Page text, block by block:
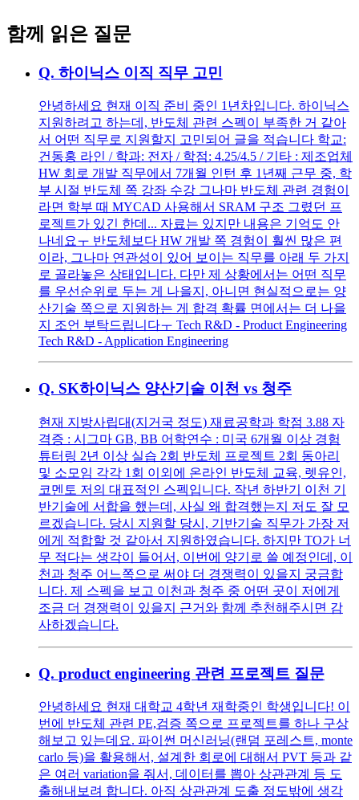
함께 읽은 질문
Q. 하이닉스 이직 직무 고민
안녕하세요 현재 이직 준비 중인 1년차입니다. 하이닉스
지원하려고 하는데, 반도체 관련 스펙이 부족한 거 같아
서 어떤 직무로 지원할지 고민되어 글을 적습니다 학교:
건동홍 라인 / 학과: 전자 / 학점: 4.25/4.5 / 기타 : 제조업체
HW 회로 개발 직무에서 7개월 인턴 후 1년째 근무 중, 학
부 시절 반도체 쪽 강좌 수강 그나마 반도체 관련 경험이
라면 학부 때 MYCAD 사용해서 SRAM 구조 그렸던 프
로젝트가 있긴 한데... 자료는 있지만 내용은 기억도 안
나네요ㅜ 반도체보다 HW 개발 쪽 경험이 훨씬 많은 편
이라, 그나마 연관성이 있어 보이는 직무를 아래 두 가지
로 골라놓은 상태입니다. 다만 제 상황에서는 어떤 직무
를 우선순위로 두는 게 나을지, 아니면 현실적으로는 양
산기술 쪽으로 지원하는 게 합격 확률 면에서는 더 나을
지 조언 부탁드립니다ㅜ Tech R&D - Product Engineering
Tech R&D - Application Engineering
Q. SK하이닉스 양산기술 이천 vs 청주
현재 지방사립대(지거국 정도) 재료공학과 학점 3.88 자
격증 : 시그마 GB, BB 어학연수 : 미국 6개월 이상 경험
튜터링 2년 이상 실습 2회 반도체 프로젝트 2회 동아리
및 소모임 각각 1회 이외에 온라인 반도체 교육, 렛유인,
코멘토 저의 대표적인 스펙입니다. 작년 하반기 이천 기
반기술에 서합을 했는데, 사실 왜 합격했는지 저도 잘 모
르겠습니다. 당시 지원할 당시, 기반기술 직무가 가장 저
에게 적합할 것 같아서 지원하였습니다. 하지만 TO가 너
무 적다는 생각이 들어서, 이번에 양기로 쓸 예정인데, 이
천과 청주 어느쪽으로 써야 더 경쟁력이 있을지 궁금합
니다. 제 스펙을 보고 이천과 청주 중 어떤 곳이 저에게
조금 더 경쟁력이 있을지 근거와 함께 추천해주시면 감
사하겠습니다.
Q. product engineering 관련 프로젝트 질문
안녕하세요 현재 대학교 4학년 재학중인 학생입니다! 이
번에 반도체 관련 PE,검증 쪽으로 프로젝트를 하나 구상
해보고 있는데요. 파이썬 머신러닝(랜덤 포레스트, monte
carlo 등)을 활용해서, 설계한 회로에 대해서 PVT 등과 같
은 여러 variation을 줘서, 데이터를 뽑아 상관관계 등 도
출해내보려 합니다. 아직 상관관계 도출 정도밖에 생각